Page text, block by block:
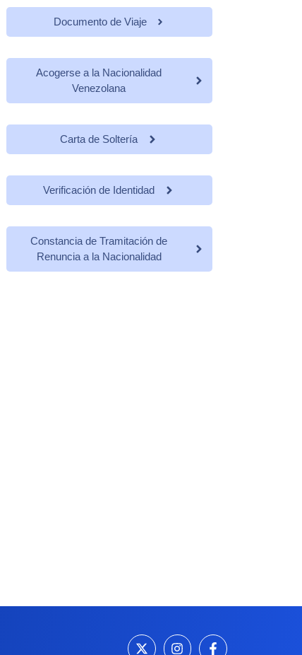
Documento de Viaje
Acogerse a la Nacionalidad
Venezolana
Carta de Soltería
Verificación de Identidad
Constancia de Tramitación de
Renuncia a la Nacionalidad